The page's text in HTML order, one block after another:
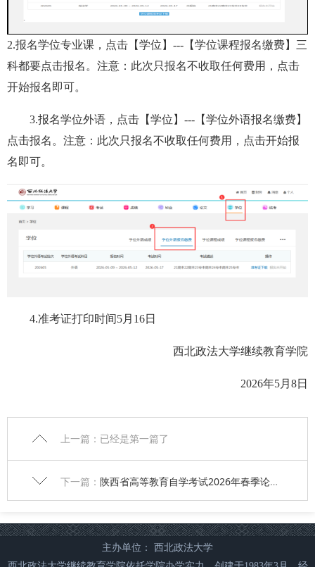
2.报名学位专业课，点击【学位】---【学位课程报名缴费】三
科都要点击报名。 注意：此次只报名不收取任何费用，点击
开始报名即可。
3.报名学位外语，点击【学位】---【学位外语报名缴费】
点击报名。 注意：此次只报名不收取任何费用，点击开始报
名即可。
4.准考证打印时间5月16日
西北政法大学继续教育学院
2026年5月8日
上一篇：已经是第一篇了
下一篇： 陕西省高等教育自学考试2026年春季论文答辩安排顺序
主办单位： 西北政法大学